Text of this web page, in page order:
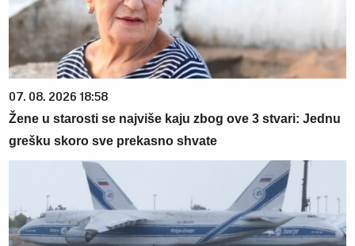
07. 08. 2026 18:58
Žene u starosti se najviše kaju zbog ove 3 stvari: Jednu
grešku skoro sve prekasno shvate